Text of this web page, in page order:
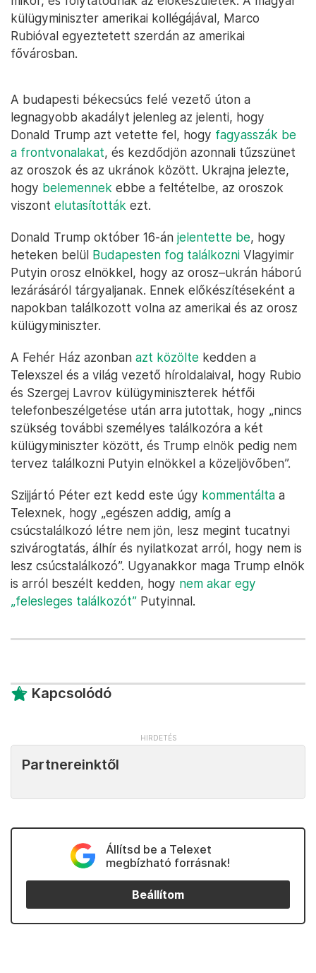
külügyminiszter amerikai kollégájával, Marco
Rubióval egyeztetett szerdán az amerikai
fővárosban.
A budapesti békecsúcs felé vezető úton a
legnagyobb akadályt jelenleg az jelenti, hogy
Donald Trump azt vetette fel, hogy fagyasszák be
a frontvonalakat, és kezdődjön azonnali tűzszünet
az oroszok és az ukránok között. Ukrajna jelezte,
hogy belemennek ebbe a feltételbe, az oroszok
viszont elutasították ezt.
Donald Trump október 16-án jelentette be, hogy
heteken belül Budapesten fog találkozni Vlagyimir
Putyin orosz elnökkel, hogy az orosz–ukrán háború
lezárásáról tárgyaljanak. Ennek előkészítéseként a
napokban találkozott volna az amerikai és az orosz
külügyminiszter.
A Fehér Ház azonban azt közölte kedden a
Telexszel és a világ vezető híroldalaival, hogy Rubio
és Szergej Lavrov külügyminiszterek hétfői
telefonbeszélgetése után arra jutottak, hogy „nincs
szükség további személyes találkozóra a két
külügyminiszter között, és Trump elnök pedig nem
tervez találkozni Putyin elnökkel a közeljövőben”.
Szijjártó Péter ezt kedd este úgy kommentálta a
Telexnek, hogy „egészen addig, amíg a
csúcstalálkozó létre nem jön, lesz megint tucatnyi
szivárogtatás, álhír és nyilatkozat arról, hogy nem is
lesz csúcstalálkozó”. Ugyanakkor maga Trump elnök
is arról beszélt kedden, hogy nem akar egy
„felesleges találkozót” Putyinnal.
Kapcsolódó
Partnereinktől
Állítsd be a Telexet
megbízható forrásnak!
Beállítom